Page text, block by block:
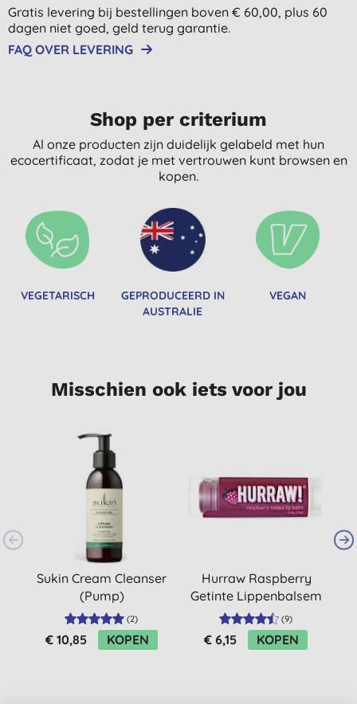
Gratis levering bij bestellingen boven € 60,00, plus 60
dagen niet goed, geld terug garantie.
FAQ OVER LEVERING
Shop per criterium
Al onze producten zijn duidelijk gelabeld met hun
ecocertificaat, zodat je met vertrouwen kunt browsen en
kopen.
VEGETARISCH
GEPRODUCEERD IN
AUSTRALIE
VEGAN
Misschien ook iets voor jou
Sukin Cream Cleanser
(Pump)
(2)
€ 10,85 KOPEN
Hurraw Raspberry
Getinte Lippenbalsem
(9)
€ 6,15 KOPEN